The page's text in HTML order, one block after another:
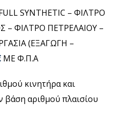
SYNTHETIC – ΦΙΛΤΡΟ
– ΦΙΛΤΡΟ ΠΕΤΡΕΛΑΙΟΥ –
(ΕΞΑΓΩΓΗ –
ΜΕ Φ.Π.Α
κινητήρα και
βάση αριθμού πλαισίου